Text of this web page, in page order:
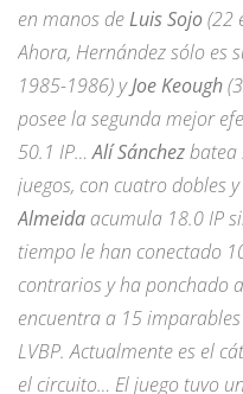
en manos deLuis Sojo(22
Ahora, Hernández sólo es
1985-1986) yJoe Keough
posee la segunda mejor
50.1 IP…Alí Sánchezbatea
juegos, con cuatro dobles
Almeida acumula 18.0 IP
tiempo le han conectado
contrarios y ha ponchado
encuentra a 15
LVBP. Actualmente es el
el circuito… El juego tuvo